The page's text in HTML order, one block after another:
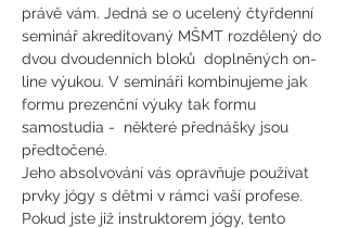
právě vám. Jedná se o ucelený čtyřdenní
seminář akreditovaný MŠMT rozdělený do
dvou dvoudenních bloků  doplněných on-
line výukou. V semináři kombinujeme jak
formu prezenční výuky tak formu
samostudia -  některé přednášky jsou
předtočené.
Jeho absolvování vás opravňuje používat
prvky jógy s dětmi v rámci vaší profese.
Pokud jste již instruktorem jógy, tento